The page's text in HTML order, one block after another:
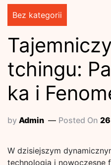
Bez kategorii
tchingu:
ka i
by Admin Posted On
W dzisiejszym
technologia i nowoczesne